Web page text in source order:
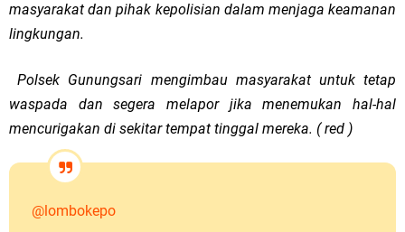
masyarakat dan pihak kepolisian dalam menjaga keamanan
lingkungan.
Polsek Gunungsari mengimbau masyarakat untuk tetap
waspada dan segera melapor jika menemukan hal-hal
mencurigakan di sekitar tempat tinggal mereka. ( red )
@lombokepo